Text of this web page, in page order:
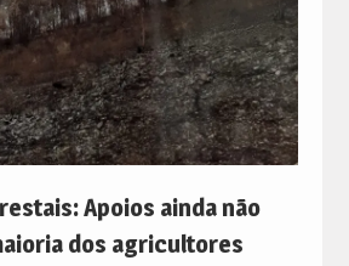
Apoios ainda não
dos agricultores